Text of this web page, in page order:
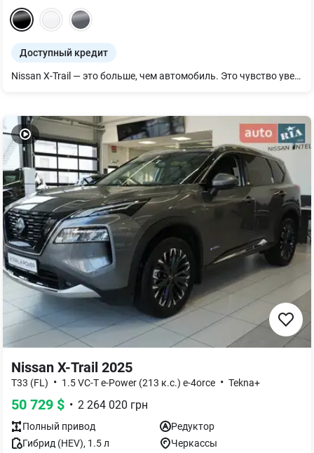
Доступный кредит
Nissan X-Trail — это больше, чем автомобиль. Это чувство уверенности, завернутое в современные технологии и утонченную силу. Его линии — словно четкие мазки художника, создающие образ решительности и стиля, а каждое движение — как тихое дыхание инноваций. Гибридная система действует гармонично и слаженно, сочетая мощность и экономичность в каждом километре. Салон окутывает комфортом, как продуманное пространство для тех, кто ценит качество в деталях.
Nissan X-Trail 2025
T33 (FL) • 1.5 VC-T e-Power (213 к.с.) e-4orce • Tekna+
50 729 $ • 2 264 020 грн
Полный привод
Редуктор
Гибрид (HEV), 1.5л Черкассы